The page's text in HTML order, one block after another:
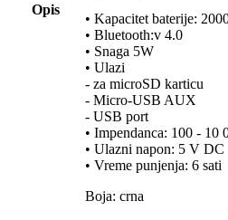
Opis
• Kapacitet baterije:
• Bluetooth:v 4.0
• Snaga 5W
• Ulazi
- za microSD karticu
- Micro-USB AUX
- USB port
• Impendanca: 100 - 10
• Ulazni napon: 5 V DC
• Vreme punjenja: 6 sati
Boja: crna